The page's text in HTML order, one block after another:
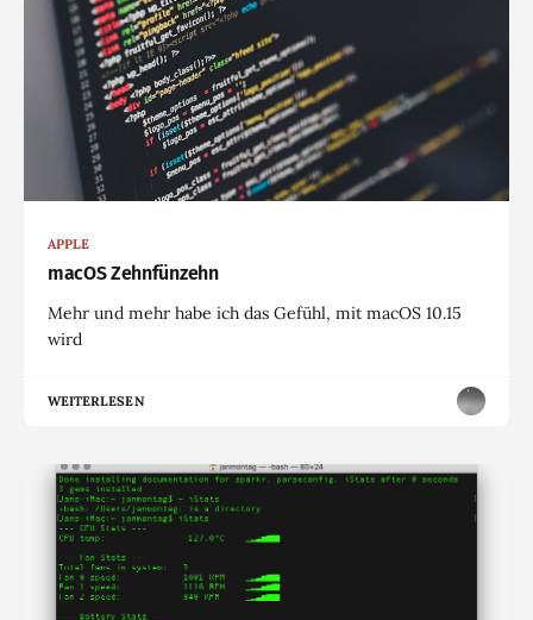
APPLE
macOS Zehnfünzehn
Mehr und mehr habe ich das Gefühl, mit macOS 10.15
wird
WEITERLESEN